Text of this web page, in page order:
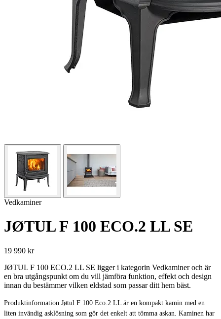
Vedkaminer
JØTUL F 100 ECO.2 LL SE
19 990 kr
JØTUL F 100 ECO.2 LL SE ligger i kategorin Vedkaminer och är
en bra utgångspunkt om du vill jämföra funktion, effekt och design
innan du bestämmer vilken eldstad som passar ditt hem bäst.
Produktinformation Jøtul F 100 Eco.2 LL är en kompakt kamin med en
liten invändig asklösning som gör det enkelt att tömma askan. Kaminen har